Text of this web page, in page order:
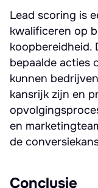
Lead scoring is
kwalificeren op
koopbereidheid.
bepaalde acties
kunnen
kansrijk zijn en
en
de
Conclusie